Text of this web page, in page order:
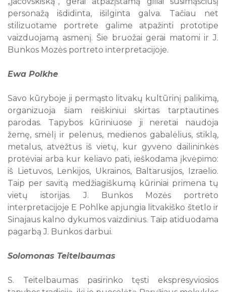
personažą išdidinta, išilginta galva. Tačiau net
stilizuotame portrete galime atpažinti prototipe
vaizduojamą asmenį. Šie bruožai gerai matomi ir J.
Bunkos Mozės portreto interpretacijoje.
Ewa Polkhe
Savo kūryboje ji permąsto litvakų kultūrinį palikimą,
organizuoja šiam reiškiniui skirtas tarptautines
parodas. Tapybos kūriniuose ji neretai naudoja
žemę, smėlį ir pelenus, medienos gabalėlius, stiklą,
metalus, atvežtus iš vietų, kur gyveno dailininkės
protėviai arba kur keliavo pati, ieškodama įkvėpimo:
iš Lietuvos, Lenkijos, Ukrainos, Baltarusijos, Izraelio.
Taip per savitą medžiagiškumą kūriniai primena tų
vietų istorijas. J. Bunkos Mozės portreto
interpretacijoje E Pohlke apjungia litvakiško štetlo ir
Sinajaus kalno dykumos vaizdinius. Taip atiduodama
pagarbą J. Bunkos darbui.
Solomonas Teitelbaumas
S. Teitelbaumas pasirinko tęsti ekspresyviosios